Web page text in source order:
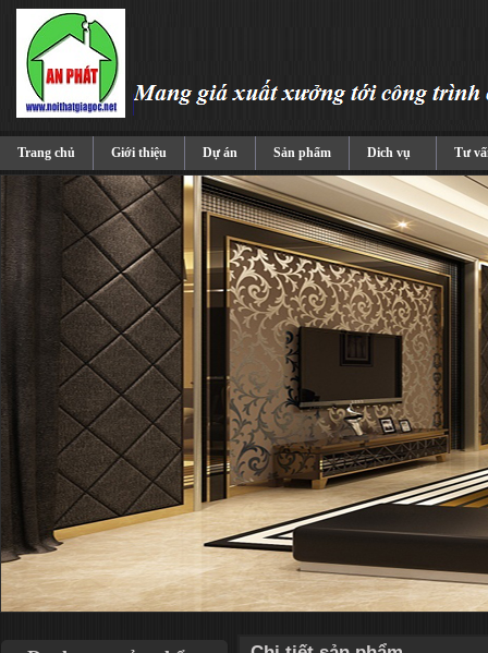
Trang chủ Giới thiệu Dự án Sản phẩm Dich vụ Tư